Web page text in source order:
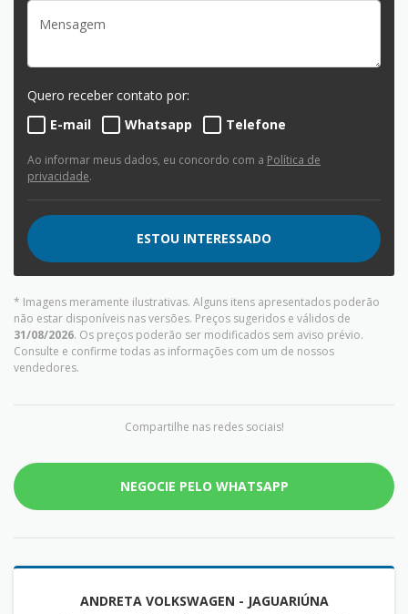
Quero receber contato por:
E-mail
Whatsapp Telefone
Ao informar meus dados, eu concordo com a Política de
privacidade.
ESTOU INTERESSADO
* Imagens meramente ilustrativas. Alguns itens apresentados poderão
não estar disponíveis nas versões. Preços sugeridos e válidos de
31/08/2026. Os preços poderão ser modificados sem aviso prévio.
Consulte e confirme todas as informações com um de nossos
vendedores.
Compartilhe nas redes sociais!
NEGOCIE PELO WHATSAPP
ANDRETA VOLKSWAGEN - JAGUARIÚNA